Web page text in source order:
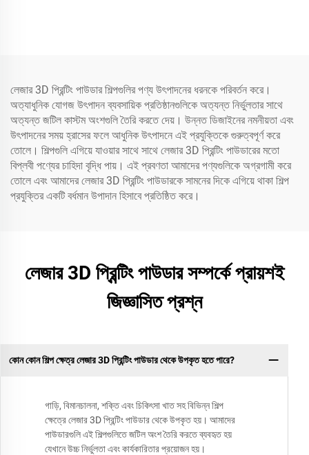
লেজার 3D প্রিন্টিং পাউডার শিল্পগুলির পণ্য উৎপাদনের ধরনকে পরিবর্তন করে।
অত্যাধুনিক যোগজ উৎপাদন ব্যবসায়িক প্রতিষ্ঠানগুলিকে অত্যন্ত নির্ভুলতার সাথে
অত্যন্ত জটিল কাস্টম অংশগুলি তৈরি করতে দেয়। উন্নত ডিজাইনের নমনীয়তা এবং
উৎপাদনের সময় হ্রাসের ফলে আধুনিক উৎপাদনে এই প্রযুক্তিকে গুরুত্বপূর্ণ করে
তোলে। শিল্পগুলি এগিয়ে যাওয়ার সাথে সাথে লেজার 3D প্রিন্টিং পাউডারের মতো
বিপ্লবী পণ্যের চাহিদা বৃদ্ধি পায়। এই প্রবণতা আমাদের পণ্যগুলিকে অগ্রগামী করে
তোলে এবং আমাদের লেজার 3D প্রিন্টিং পাউডারকে সামনের দিকে এগিয়ে থাকা শিল্প
প্রযুক্তির একটি বর্ধমান উপাদান হিসাবে প্রতিষ্ঠিত করে।
লেজার 3D প্রিন্টিং পাউডার সম্পর্কে প্রায়শই
জিজ্ঞাসিত প্রশ্ন
কোন কোন শিল্প ক্ষেত্র লেজার 3D প্রিন্টিং পাউডার থেকে উপকৃত হতে পারে?
গাড়ি, বিমানচালনা, শক্তি এবং চিকিৎসা খাত সহ বিভিন্ন শিল্প
ক্ষেত্রে লেজার 3D প্রিন্টিং পাউডার থেকে উপকৃত হয়। আমাদের
পাউডারগুলি এই শিল্পগুলিতে জটিল অংশ তৈরি করতে ব্যবহৃত হয়
যেখানে উচ্চ নির্ভুলতা এবং কার্যকারিতার প্রয়োজন হয়।